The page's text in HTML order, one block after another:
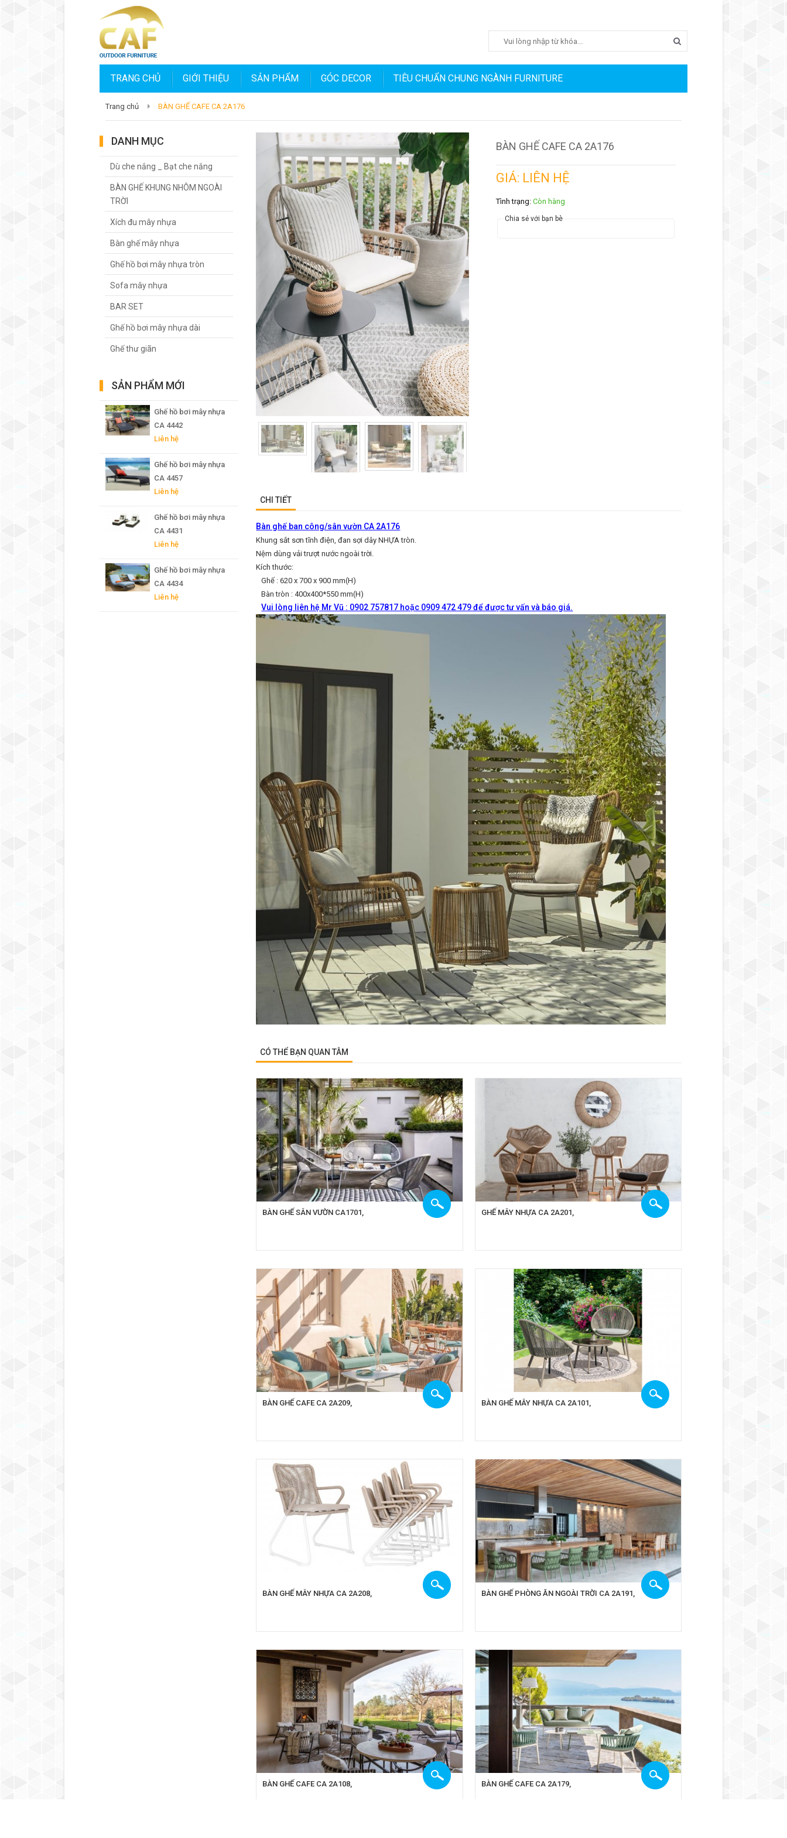
TRANG CHỦ GIỚI THIỆU SẢN PHẨM GÓC DECOR TIÊU CHUẨN CHUNG NGÀNH FURNITURE
Trang chủ BÀN GHẾ CAFE CA 2A176
DANH MỤC
Dù che nắng _ Bạt che nắng
BÀN GHẾ KHUNG NHÔM NGOÀI
TRỜI
Xích đu mây nhựa
Bàn ghế mây nhựa
Ghế hồ bơi mây nhựa tròn
Sofa mây nhựa
BAR SET
Ghế hồ bơi mây nhựa dài
Ghế thư giãn
SẢN PHẨM MỚI
Ghế hồ bơi mây nhựa
CA 4442
Liên hệ
Ghế hồ bơi mây nhựa
CA 4457
Liên hệ
Ghế hồ bơi mây nhựa
CA 4431
Liên hệ
Ghế hồ bơi mây nhựa
CA 4434
Liên hệ
BÀN GHẾ CAFE CA 2A176
GIÁ: LIÊN HỆ
Tình trạng: Còn hàng
Chia sẻ với bạn bè
CHI TIẾT
Bàn ghế ban công/sân vườn CA 2A176
Khung sắt sơn tĩnh điện, đan sợi dây NHỰA tròn.
Nệm dùng vải trượt nước ngoài trời.
Kích thước:
Ghế : 620 x 700 x 900 mm(H)
Bàn tròn : 400x400*550 mm(H)
Vui lòng liên hệ Mr Vũ : 0902 757817 hoặc 0909 472 479 để được tư vấn và báo giá.
CÓ THỂ BẠN QUAN TÂM
BÀN GHẾ SÂN VƯỜN CA1701, GHẾ MÂY NHỰA CA 2A201,
BÀN GHẾ CAFE CA 2A209, BÀN GHẾ MÂY NHỰA CA 2A101,
BÀN GHẾ MÂY NHỰA CA 2A208, BÀN GHẾ PHÒNG ĂN NGOÀI TRỜI CA 2A191,
BÀN GHẾ CAFE CA 2A108, BÀN GHẾ CAFE CA 2A179,